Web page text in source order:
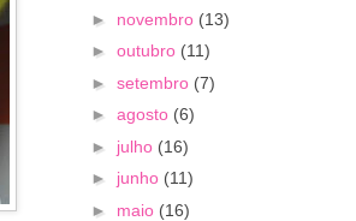
► novembro (13)
► outubro (11)
► setembro (7)
► agosto (6)
► julho (16)
► junho (11)
► maio (16)